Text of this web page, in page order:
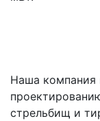
Наша компания
стрельбищ и